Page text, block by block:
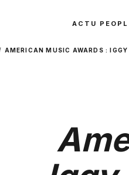
ACTU
AMERICAN MUSIC AWARDS :